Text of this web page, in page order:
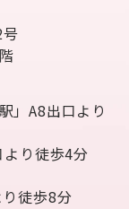
」A8出口より
り徒歩4分
徒歩8分